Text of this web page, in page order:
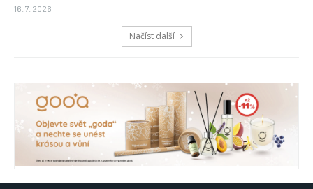
16. 7. 2026
Načíst další